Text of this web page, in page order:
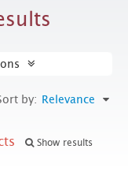
by: Relevance
Show results